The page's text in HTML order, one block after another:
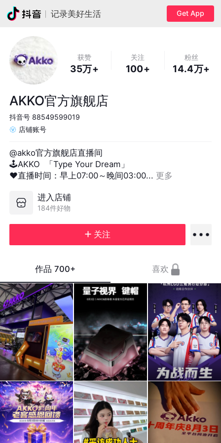
记录美好生活 Get App
获赞
35万+
关注
100+
粉丝
14.4万+
AKKO官方旗舰店
抖音号 88549599019
店铺账号
@akko官方旗舰店直播间
🕹AKKO  「Type Your Dream」
❤️直播时间：早上07:00～晚间03:00... 更多
进入店铺
184件好物
关注
作品 700+ 喜欢
🔥
Akko
⚡欧
希德 携手